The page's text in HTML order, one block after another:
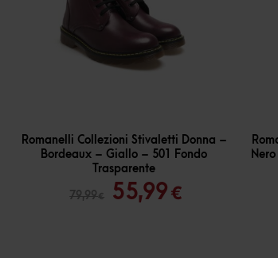
-30
Romanelli Collezioni Stivaletti Donna –
Bordeaux – Giallo – 501 Fondo
Trasparente
79,99€
Il
55,99€Il
-30